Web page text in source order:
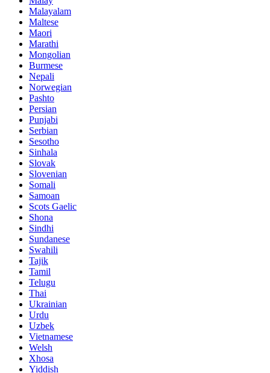
Malayalam
Maltese
Maori
Marathi
Mongolian
Burmese
Nepali
Norwegian
Pashto
Persian
Punjabi
Serbian
Sesotho
Sinhala
Slovak
Slovenian
Somali
Samoan
Scots Gaelic
Shona
Sindhi
Sundanese
Swahili
Tajik
Tamil
Telugu
Thai
Ukrainian
Urdu
Uzbek
Vietnamese
Welsh
Xhosa
Yiddish